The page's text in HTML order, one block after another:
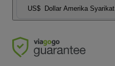
US$ Dollar Amerika Syarikat